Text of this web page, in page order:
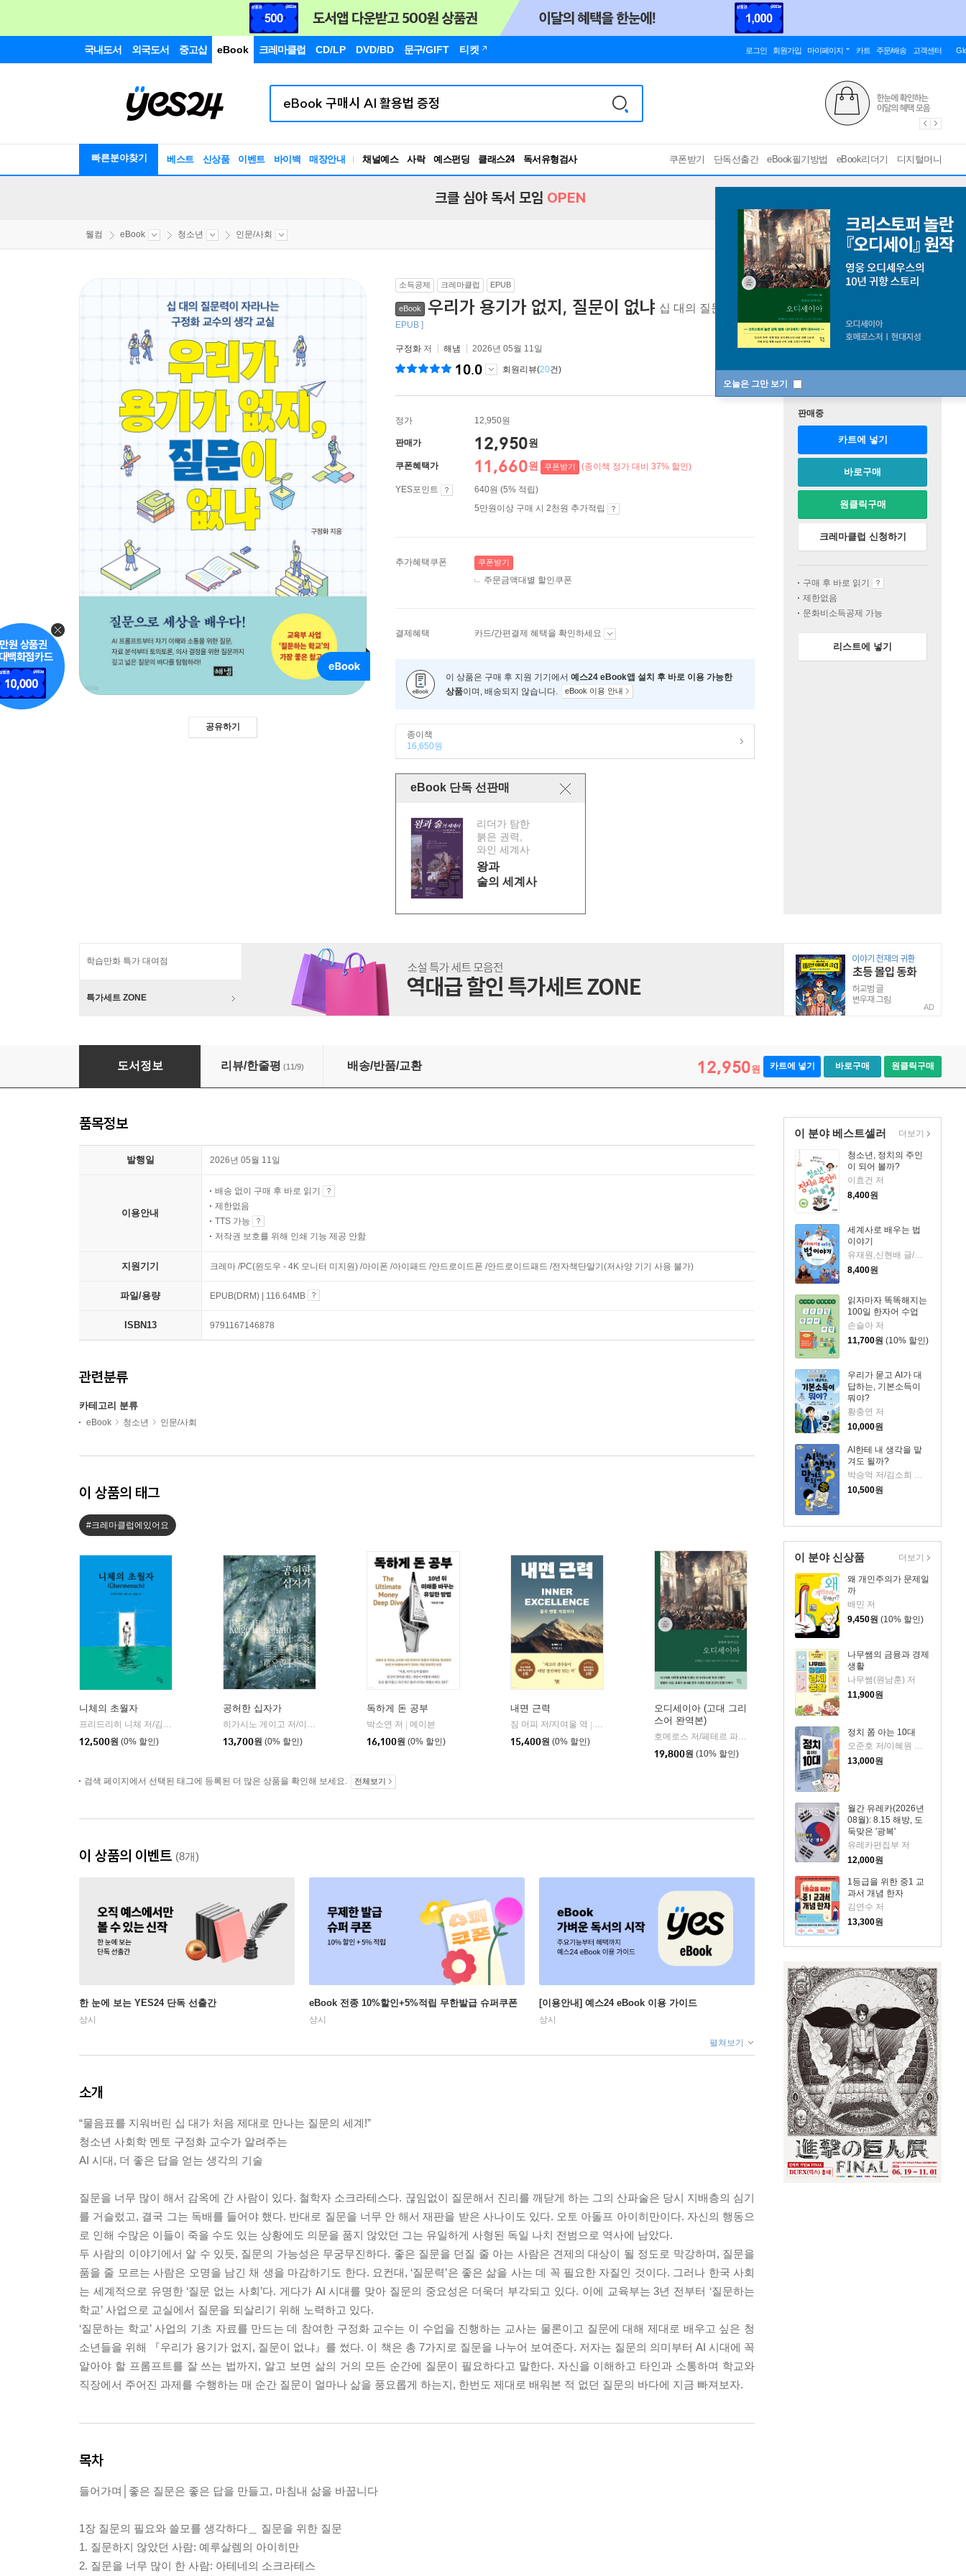
국내도서 외국도서 중고샵 eBook 크레마클럽 CD/LP DVD/BD 문구/GIFT 티켓 로그인 회원가입 마이페이지 카트 주문/배송 고객센터
빠른분야찾기 베스트 신상품 이벤트 바이백 매장안내 채널예스 사락 예스펀딩 클래스24
독서유형검사
RBTI Lab
쿠폰받기 단독선출간 eBook필기방법 eBook리더기 디지털머니
오늘은 그만 보기
크클 심야 독서 모임 OPEN
웰컴 eBook 청소년 인문/사회
공유하기
소득공제 크레마클럽 EPUB
eBook 우리가 용기가 없지, 질문이 없냐 십 대의 질문력이 자라나는 구정화 교수의 생각 교실
EPUB ]
구정화 저 해냄 2026년 05월 11일
10.0 회원리뷰(20건)
정가 12,950원
판매가 12,950원
쿠폰혜택가 11,660원 쿠폰받기 (종이책 정가 대비 37% 할인)
YES포인트
640원 (5% 적립)
5만원이상 구매 시 2천원 추가적립
추가혜택쿠폰 쿠폰받기
주문금액대별 할인쿠폰
결제혜택 카드/간편결제 혜택을 확인하세요
이 상품은 구매 후 지원 기기에서 예스24 eBook앱 설치 후 바로 이용 가능한
상품이며, 배송되지 않습니다. eBook 이용 안내
종이책
16,650원
eBook 단독 선판매
리더가 탐한
붉은 권력,
와인 세계사
왕과
술의 세계사
판매중
카트에 넣기
바로구매
원클릭구매
크레마클럽 신청하기
구매 후 바로 읽기
제한없음
문화비소득공제 가능
리스트에 넣기
학습만화 특가 대여점
특가세트 ZONE
AD
우리가 용기가 없지, 질문이 없냐
도서정보 리뷰/한줄평 (11/9) 배송/반품/교환 12,950원 카트에 넣기 바로구매 원클릭구매
이 분야 베스트셀러
청소년, 정치의 주인
이 되어 볼까?
이효건 저
8,400원
세계사로 배우는 법
이야기
8,400원
읽자마자 똑똑해지는
100일 한자어 수업
손슬아 저
11,700원 (10% 할인)
우리가 묻고 AI가 대
답하는, 기본소득이
뭐야?
황충연 저
10,000원
AI한테 내 생각을 맡
겨도 될까?
박승억 저/김소희 그림
10,500원
더보기
이 분야 신상품
왜 개인주의가 문제일
까
배민 저
9,450원 (10% 할인)
나무쌤의 금융과 경제
생활
나무쌤(원남훈) 저
11,900원
정치 쫌 아는 10대
오준호 저/이혜원 그림
13,000원
월간 유레카(2026년
08월): 8.15 해방, 도
둑맞은 '광복'
유레카편집부 저
12,000원
1등급을 위한 중1 교
과서 개념 한자
김연수 저
13,300원
더보기
품목정보
발행일 2026년 05월 11일
이용안내
배송 없이 구매 후 바로 읽기
제한없음
TTS 가능
저작권 보호를 위해 인쇄 기능 제공 안함
지원기기 크레마 /PC(윈도우 - 4K 모니터 미지원) /아이폰 /아이패드 /안드로이드폰 /안드로이드패드 /전자책단말기(저사양 기기 사용 불가)
파일/용량 EPUB(DRM) | 116.64MB
ISBN13 9791167146878
관련분류
카테고리 분류
eBook 청소년 인문/사회
이 상품의 태그
#크레마클럽에있어요
니체의 초월자
프리드리히 니체 저/김철 편역
12,500원 (0% 할인)
공허한 십자가
히가시노 게이고 저/이선희 역
자음과모음
13,700원 (0% 할인)
독하게 돈 공부
박소연 저
메이븐
16,100원 (0% 할인)
내면 근력
짐 머피 저/지여울 역
윌북(willbook)
15,400원 (0% 할인)
오디세이아 (고대 그리
스어 완역본)
호메로스 저/페테르 파울 루벤스 그림/박문재 역 |
현대지성
19,800원 (10% 할인)
검색 페이지에서 선택된 태그에 등록된 더 많은 상품을 확인해 보세요. 전체보기
이 상품의 이벤트 (8개)
한 눈에 보는 YES24 단독 선출간
상시
eBook 전종 10%할인+5%적립 무한발급 슈퍼쿠폰
상시
[이용안내] 예스24 eBook 이용 가이드
상시
펼쳐보기
소개
“물음표를 지워버린 십 대가 처음 제대로 만나는 질문의 세계!”
청소년 사회학 멘토 구정화 교수가 알려주는
AI 시대, 더 좋은 답을 얻는 생각의 기술
질문을 너무 많이 해서 감옥에 간 사람이 있다. 철학자 소크라테스다. 끊임없이 질문해서 진리를 깨닫게 하는 그의 산파술은 당시 지배층의 심기
를 거슬렀고, 결국 그는 독배를 들어야 했다. 반대로 질문을 너무 안 해서 재판을 받은 사나이도 있다. 오토 아돌프 아이히만이다. 자신의 행동으
로 인해 수많은 이들이 죽을 수도 있는 상황에도 의문을 품지 않았던 그는 유일하게 사형된 독일 나치 전범으로 역사에 남았다.
두 사람의 이야기에서 알 수 있듯, 질문의 가능성은 무궁무진하다. 좋은 질문을 던질 줄 아는 사람은 견제의 대상이 될 정도로 막강하며, 질문을
품을 줄 모르는 사람은 오명을 남긴 채 생을 마감하기도 한다. 요컨대, ‘질문력’은 좋은 삶을 사는 데 꼭 필요한 자질인 것이다. 그러나 한국 사회
는 세계적으로 유명한 ‘질문 없는 사회’다. 게다가 AI 시대를 맞아 질문의 중요성은 더욱더 부각되고 있다. 이에 교육부는 3년 전부터 ‘질문하는
학교’ 사업으로 교실에서 질문을 되살리기 위해 노력하고 있다.
‘질문하는 학교’ 사업의 기초 자료를 만드는 데 참여한 구정화 교수는 이 수업을 진행하는 교사는 물론이고 질문에 대해 제대로 배우고 싶은 청
소년들을 위해 『우리가 용기가 없지, 질문이 없냐』를 썼다. 이 책은 총 7가지로 질문을 나누어 보여준다. 저자는 질문의 의미부터 AI 시대에 꼭
알아야 할 프롬프트를 잘 쓰는 법까지, 알고 보면 삶의 거의 모든 순간에 질문이 필요하다고 말한다. 자신을 이해하고 타인과 소통하며 학교와
직장에서 주어진 과제를 수행하는 매 순간 질문이 얼마나 삶을 풍요롭게 하는지, 한번도 제대로 배워본 적 없던 질문의 바다에 지금 빠져보자.
목차
들어가며│좋은 질문은 좋은 답을 만들고, 마침내 삶을 바꿉니다
1장 질문의 필요와 쓸모를 생각하다＿ 질문을 위한 질문
1. 질문하지 않았던 사람: 예루살렘의 아이히만
2. 질문을 너무 많이 한 사람: 아테네의 소크라테스